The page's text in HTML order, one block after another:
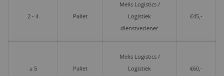
2 - 4 Pallet
Melis Logistics /
Logistiek
dienstverlener
€45,-
≥ 5 Pallet
Melis Logistics /
Logistiek
€60,-